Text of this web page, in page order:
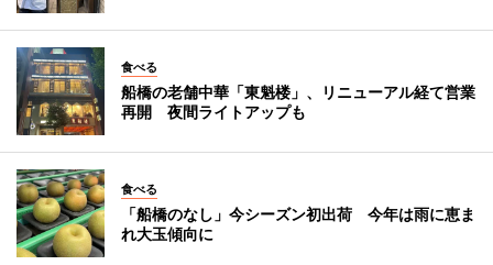
食べる
船橋の老舗中華「東魁楼」、リニューアル経て営業
再開 夜間ライトアップも
食べる
「船橋のなし」今シーズン初出荷 今年は雨に恵ま
れ大玉傾向に